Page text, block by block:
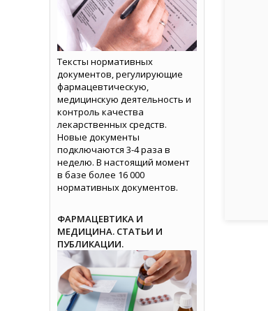
Тексты нормативных
документов, регулирующие
фармацевтическую,
медицинскую деятельность и
контроль качества
лекарственных средств.
Новые документы
подключаются 3-4 раза в
неделю. В настоящий момент
в базе более 16 000
нормативных документов.
ФАРМАЦЕВТИКА И
МЕДИЦИНА. СТАТЬИ И
ПУБЛИКАЦИИ.